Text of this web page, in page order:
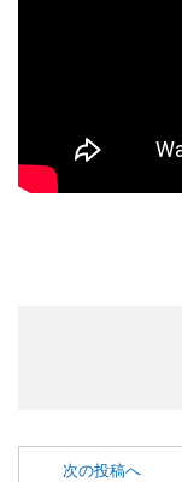
次の投稿へ